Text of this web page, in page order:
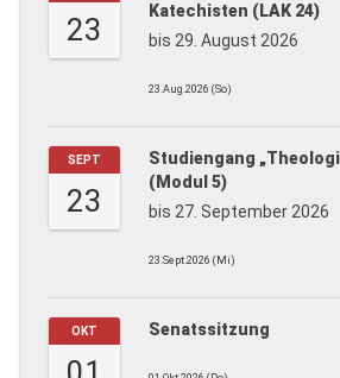
23
Katechisten (LAK 24)
bis 29. August 2026
23.Aug.2026 (So)
SEPT
23
Studiengang
(Modul 5)
bis 27. September 2026
23.Sept.2026 (Mi)
OKT Senatssitzung